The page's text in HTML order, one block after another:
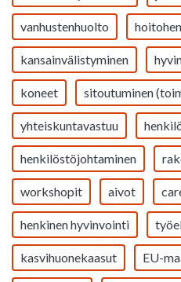
vanhustenhuolto
kansainvälistyminen
koneet sitoutuminen
yhteiskuntavastuu
henkilöstöjohtaminen
workshopit aivot
henkinen hyvinvointi
kasvihuonekaasut EU-